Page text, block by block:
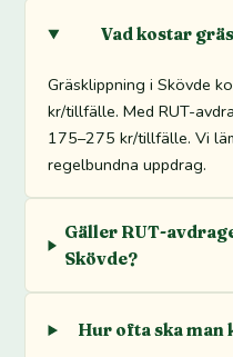
Vad kostar
Gräsklippning i Skövde
kr/tillfälle. Med RUT-
175–275 kr/tillfälle. Vi
regelbundna uppdrag.
Gäller RUT-
Skövde?
Hur ofta ska man